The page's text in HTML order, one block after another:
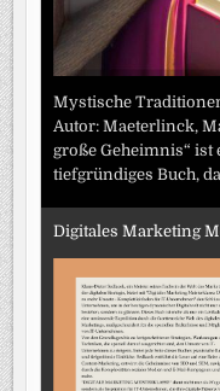
Mystische
Autor: Maeterlinck,
große Geheimnis“
tiefgründiges Buch,
Digitales Marketing